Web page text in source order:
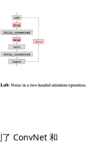
ConvNet 和